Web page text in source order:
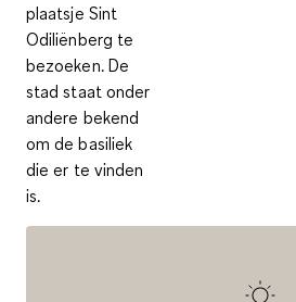
plaatsje Sint
Odiliënberg te
bezoeken. De
stad staat onder
andere bekend
om de basiliek
die er te vinden
is.